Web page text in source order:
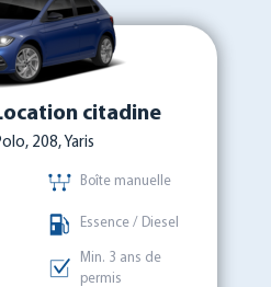
citadine
208, Yaris
Boîte manuelle
Essence / Diesel
Min. 3 ans de
permis